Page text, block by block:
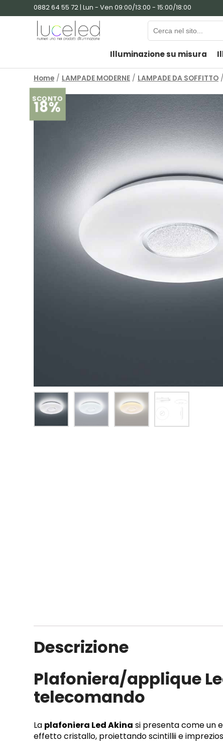
0882 64 55 72 | Lun - Ven 09:00/13:00 - 15:00/18:00
Illuminazione su misura
Home / LAMPADE MODERNE / LAMPADE DA SOFFITTO
SCONTO
18%
Descrizione
Plafoniera/applique
telecomando
La plafoniera Led Akina si presenta come un
effetto cristallo, proiettando scintillii e